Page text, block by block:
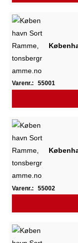
Varenr.: 55001
Varenr.: 55002